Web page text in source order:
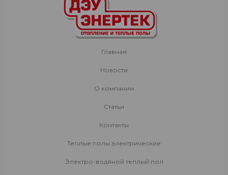
Главная
Новости
О компании
Статьи
Контакты
Теплые полы электрические
Электро-водяной теплый пол